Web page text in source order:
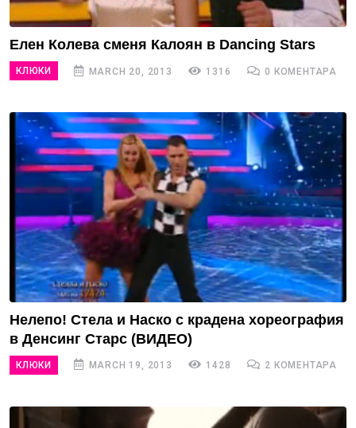
Елен Колева сменя Калоян в Dancing Stars
КЛЮКИ MARCH 20, 2013 1316 0 КОМЕНТАРА
Нелепо! Стела и Наско с крадена хореография
в Денсинг Старс (ВИДЕО)
КЛЮКИ MARCH 19, 2013 1428 2 КОМЕНТАРА